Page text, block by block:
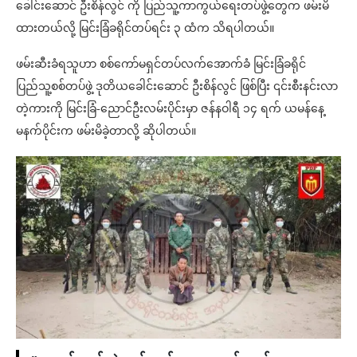
ခေါင်းဆောင် ဦးစိန်လွင် ကို ပြည်သူ့ကာကွယ်ရေးတပ်ဖွဲ့တွေက ဖမ်းမိ
ထားတယ်လို့ မြင်းခြံခရိုင်တပ်ရင်း ၃ ထံက သိရပါတယ်။
ဖမ်းဆီးခံရသူဟာ စစ်ကော်မရှင်တပ်လက်အောက်ခံ မြင်းခြံခရိုင်
ပြည်သူ့စစ်တပ်ဖွဲ့ ဒုတိယခေါင်းဆောင် ဦးစိန်လွင် ဖြစ်ပြီး ၎င်းစီးနင်းလာ
တဲ့ကားကို မြင်းခြံ-ညောင်ဦးလမ်းပိုင်းမှာ ဇန်နဝါရီ ၁၄ ရက် ယမန်နေ့
မနက်ပိုင်းက ဖမ်းမိခဲ့တာလို့ ဆိုပါတယ်။